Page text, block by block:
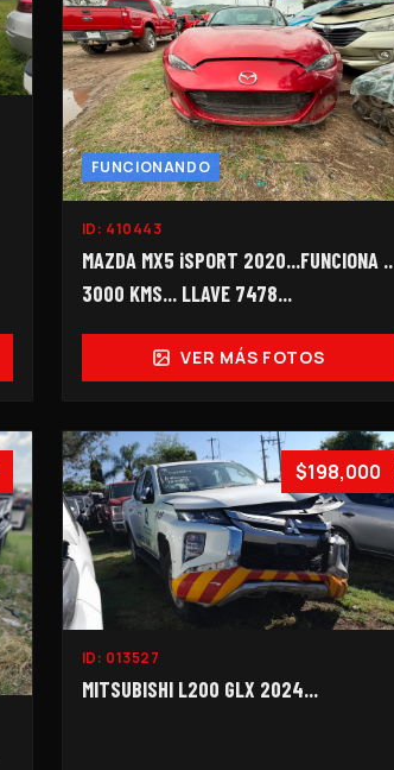
FUNCIONANDO
ID: 410443
MAZDA MX5 iSPORT 2020...FUNCIONA ..
3000 KMS... LLAVE 7478...
VER MÁS FOTOS
$198,000
ID: 013527
MITSUBISHI L200 GLX 2024...